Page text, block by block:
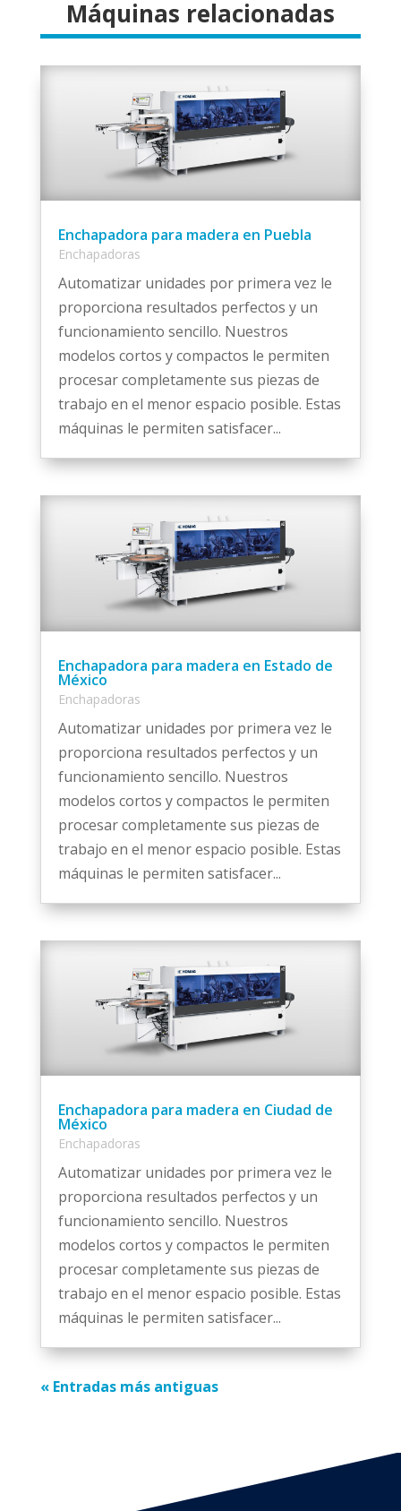
Máquinas relacionadas
Enchapadora para madera en Puebla
Enchapadoras
Automatizar unidades por primera vez le
proporciona resultados perfectos y un
funcionamiento sencillo. Nuestros
modelos cortos y compactos le permiten
procesar completamente sus piezas de
trabajo en el menor espacio posible. Estas
máquinas le permiten satisfacer...
Enchapadora para madera en Estado de
México
Enchapadoras
Automatizar unidades por primera vez le
proporciona resultados perfectos y un
funcionamiento sencillo. Nuestros
modelos cortos y compactos le permiten
procesar completamente sus piezas de
trabajo en el menor espacio posible. Estas
máquinas le permiten satisfacer...
Enchapadora para madera en Ciudad de
México
Enchapadoras
Automatizar unidades por primera vez le
proporciona resultados perfectos y un
funcionamiento sencillo. Nuestros
modelos cortos y compactos le permiten
procesar completamente sus piezas de
trabajo en el menor espacio posible. Estas
máquinas le permiten satisfacer...
« Entradas más antiguas